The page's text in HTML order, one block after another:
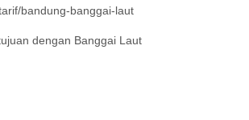
bandung-banggai-laut
dengan Banggai Laut